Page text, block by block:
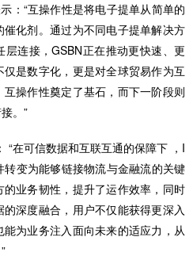
：“互操作性是将电子提单从简单的
化剂。通过为不同电子提单解决方
连接，GSBN正在推动更快速、更
是数字化，更是对全球贸易作为互
操作性奠定了基石，而下一阶段则
。”
“在可信数据和互联互通的保障下 ，I
变为能够链接物流与金融流的关键
业务韧性，提升了运作效率，同时
深度融合，用户不仅能获得更深入
为业务注入面向未来的适应力，从